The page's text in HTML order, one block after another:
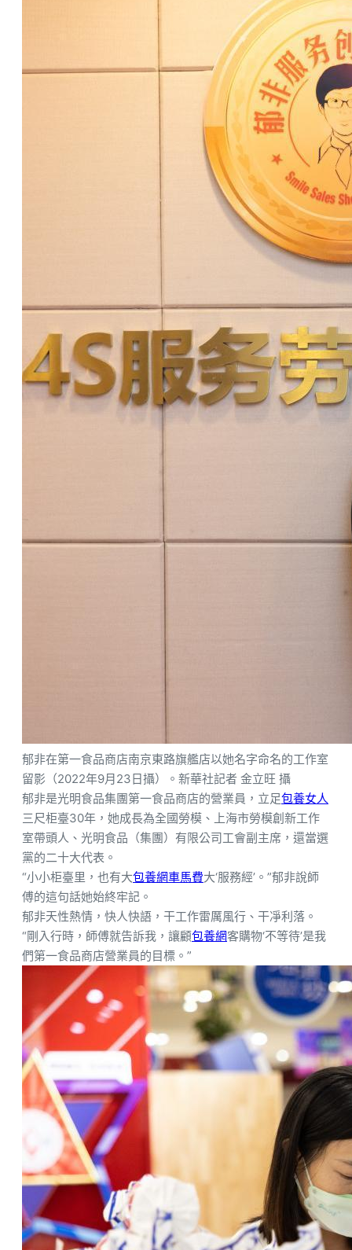
郁非在第一食品商店南京東路旗艦店以她名字命名的工作室
留影（2022年9月23日攝）。新華社記者 金立旺 攝
郁非是光明食品集團第一食品商店的營業員，立足包養女人
三尺柜臺30年，她成長為全國勞模、上海市勞模創新工作
室帶頭人、光明食品（集團）有限公司工會副主席，還當選
黨的二十大代表。
“小小柜臺里，也有大包養網車馬費大‘服務經’。”郁非說師
傅的這句話她始終牢記。
郁非天性熱情，快人快語，干工作雷厲風行、干凈利落。
“剛入行時，師傅就告訴我，讓顧包養網客購物‘不等待’是我
們第一食品商店營業員的目標。”